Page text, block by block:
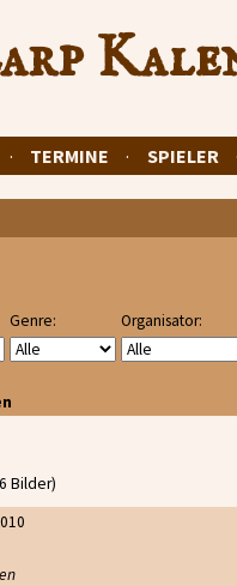
· TERMINE · SPIELER
Genre: Organisator:
Bilder)